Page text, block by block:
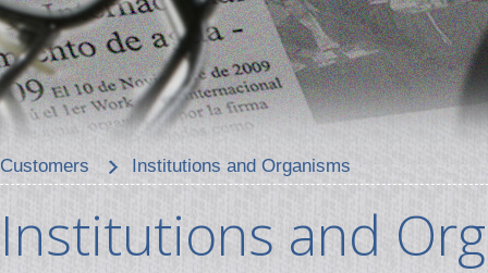
Customers Institutions and Organisms
Institutions and